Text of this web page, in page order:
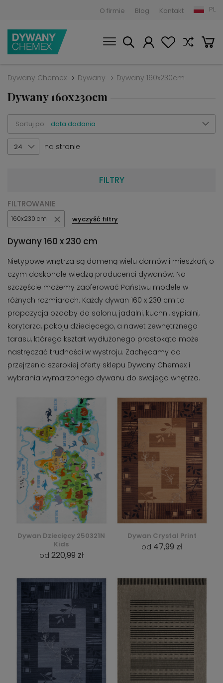
O firmie Blog Kontakt PL
Dywany Chemex Dywany Dywany 160x230cm
Dywany 160x230cm
Sortuj po: data dodania
24 na stronie
FILTRY
FILTROWANIE
160x230 cm wyczyść filtry
Dywany 160 x 230 cm
Nietypowe wnętrza są domeną wielu domów i mieszkań, o
czym doskonale wiedzą producenci dywanów. Na
szczęście możemy zaoferować Państwu modele w
różnych rozmiarach. Każdy dywan 160 x 230 cm to
propozycja ozdoby do salonu, jadalni, kuchni, sypialni,
korytarza, pokoju dziecięcego, a nawet zewnętrznego
tarasu, którego kształt wydłużonego prostokąta może
nastręczać trudności w wystroju. Zachęcamy do
przejrzenia szerokiej oferty sklepu Dywany Chemex i
wybrania wymarzonego dywanu do swojego wnętrza.
Dywan Dziecięcy 250321N
Kids
od 220,99 zł
Dywan Crystal Print
od 47,99 zł